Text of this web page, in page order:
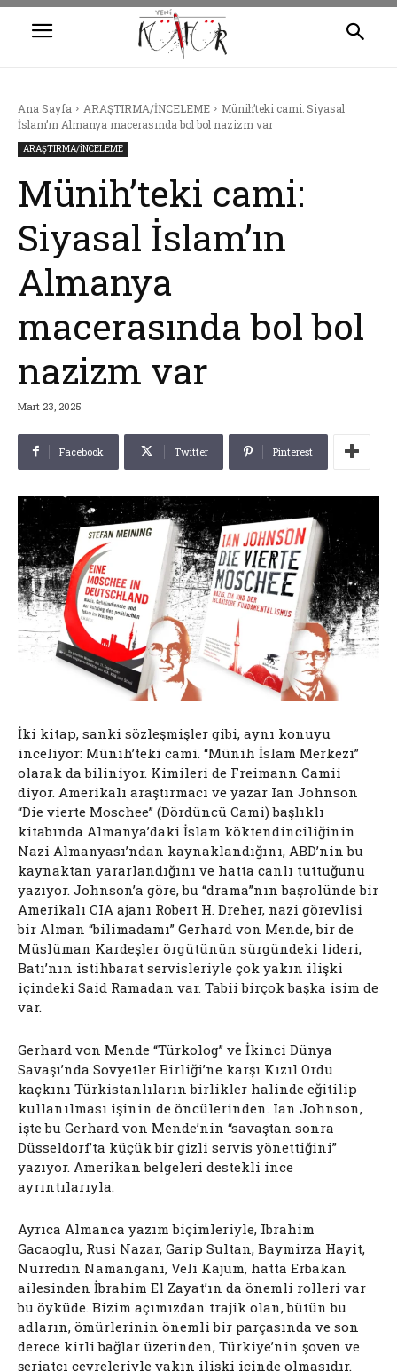
Ana Sayfa ARAŞTIRMA/İNCELEME
Münih’teki cami: Siyasal
İslam’ın Almanya macerasında bol bol nazizm var
ARAŞTIRMA/İNCELEME
Münih’teki cami:
Siyasal İslam’ın
Almanya
macerasında bol bol
nazizm var
Mart 23, 2025
Facebook Twitter Pinterest
İki kitap, sanki sözleşmişler gibi, aynı konuyu
inceliyor: Münih’teki cami. “Münih İslam Merkezi”
olarak da biliniyor. Kimileri de Freimann Camii
diyor. Amerikalı araştırmacı ve yazar Ian Johnson
“Die vierte Moschee” (Dördüncü Cami) başlıklı
kitabında Almanya’daki İslam köktendinciliğinin
Nazi Almanyası’ndan kaynaklandığını, ABD’nin bu
kaynaktan yararlandığını ve hatta canlı tuttuğunu
yazıyor. Johnson’a göre, bu “drama”nın başrolünde bir
Amerikalı CIA ajanı Robert H. Dreher, nazi görevlisi
bir Alman “bilimadamı” Gerhard von Mende, bir de
Müslüman Kardeşler örgütünün sürgündeki lideri,
Batı’nın istihbarat servisleriyle çok yakın ilişki
içindeki Said Ramadan var. Tabii birçok başka isim de
var.
Gerhard von Mende “Türkolog” ve İkinci Dünya
Savaşı’nda Sovyetler Birliği’ne karşı Kızıl Ordu
kaçkını Türkistanlıların birlikler halinde eğitilip
kullanılması işinin de öncülerinden. Ian Johnson,
işte bu Gerhard von Mende’nin “savaştan sonra
Düsseldorf’ta küçük bir gizli servis yönettiğini”
yazıyor. Amerikan belgeleri destekli ince
ayrıntılarıyla.
Ayrıca Almanca yazım biçimleriyle, Ibrahim
Gacaoglu, Rusi Nazar, Garip Sultan, Baymirza Hayit,
Nurredin Namangani, Veli Kajum, hatta Erbakan
ailesinden İbrahim El Zayat’ın da önemli rolleri var
bu öyküde. Bizim açımızdan trajik olan, bütün bu
adların, ömürlerinin önemli bir parçasında ve son
derece kirli bağlar üzerinden, Türkiye’nin şoven ve
şeriatçı çevreleriyle yakın ilişki içinde olmasıdır.